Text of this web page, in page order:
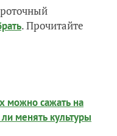
. Прочитайте
можно сажать на
менять культуры